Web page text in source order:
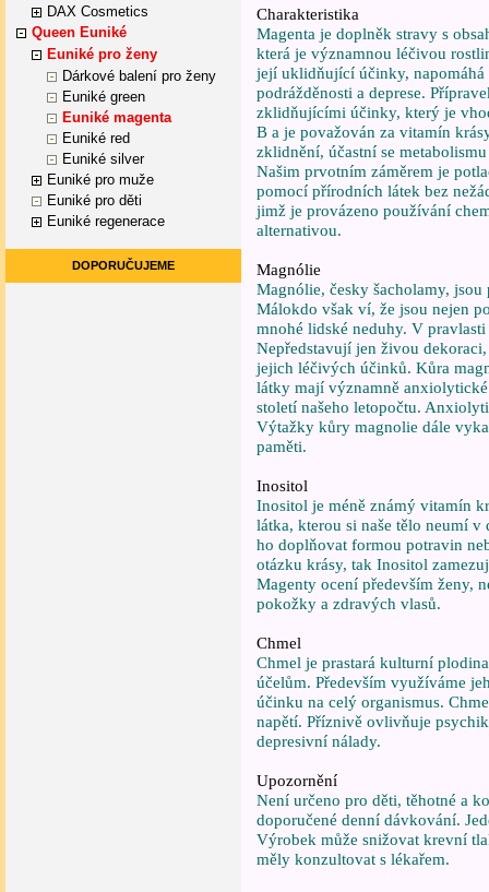
DAX Cosmetics
Queen Euniké
Euniké pro ženy
Dárkové balení pro ženy
Euniké green
Euniké magenta
Euniké red
Euniké silver
Euniké pro muže
Euniké pro děti
Euniké regenerace
DOPORUČUJEME
Charakteristika
Magenta je doplněk stravy s
která je významnou léčivou
její uklidňující účinky, napomáhá
podrážděnosti a deprese.
zklidňujícími účinky, který je
B a je považován za vitamín
zklidnění, účastní se
Našim prvotním záměrem je
pomocí přírodních látek bez
jimž je provázeno používání
alternativou.
Magnólie
Magnólie, česky šacholamy,
Málokdo však ví, že jsou nejen
mnohé lidské neduhy. V
Nepředstavují jen živou
jejich léčivých účinků. Kůra
látky mají významně
století našeho letopočtu.
Výtažky kůry magnolie dále
paměti.
Inositol
Inositol je méně známý vitamín
látka, kterou si naše tělo neumí
ho doplňovat formou potravin
otázku krásy, tak Inositol
Magenty ocení především ženy,
pokožky a zdravých vlasů.
Chmel
Chmel je prastará kulturní
účelům. Především využíváme
účinku na celý organismus.
napětí. Příznivě ovlivňuje
depresivní nálady.
Upozornění
Není určeno pro děti, těhotné a
doporučené denní dávkování.
Výrobek může snižovat krevní
měly konzultovat s lékařem.